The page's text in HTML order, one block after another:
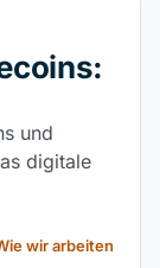
und
digitale
wir arbeiten